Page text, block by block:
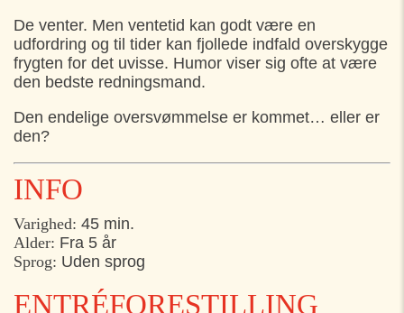
Skolen i Bymidten, Helsingør
LØRDAG 01. AUGUST
13:30
Skolen i Bymidten, Helsingør
De venter. Men ventetid kan godt være en
udfordring og til tider kan fjollede indfald overskygge
frygten for det uvisse. Humor viser sig ofte at være
den bedste redningsmand.
Den endelige oversvømmelse er kommet… eller er
den?
INFO
Varighed: 45 min.
Alder: Fra 5 år
Sprog: Uden sprog
ENTRÉFORESTILLING